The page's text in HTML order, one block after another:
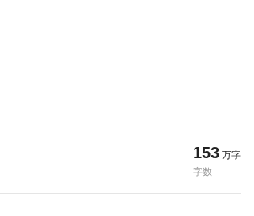
153 万字
字数